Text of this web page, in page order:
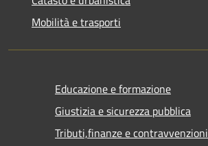
Mobilità e trasporti
Educazione e formazione
Giustizia e sicurezza pubblica
Tributi,finanze e contravvenzioni